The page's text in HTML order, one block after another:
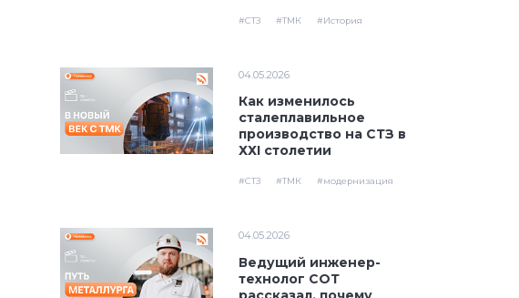
#СТЗ #ТМК #История
04.05.2026
Как изменилось
сталеплавильное
производство на СТЗ в
ХХI столетии
#СТЗ #ТМК #модернизация
04.05.2026
Ведущий инженер-
технолог СОТ